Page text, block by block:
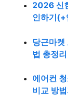
2026 신
인하기(+
당근마켓
법 총정리
에어컨
비교 방